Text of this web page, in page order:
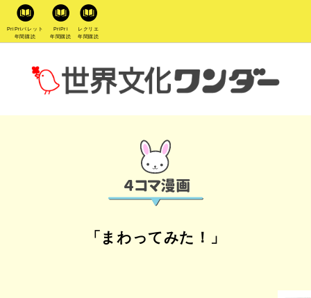
PriPriパレット
年間購読
PriPri
年間購読
レクリエ
年間購読
「まわってみた！」